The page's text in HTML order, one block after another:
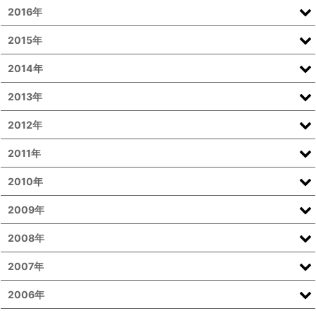
2016年
2015年
2014年
2013年
2012年
2011年
2010年
2009年
2008年
2007年
2006年